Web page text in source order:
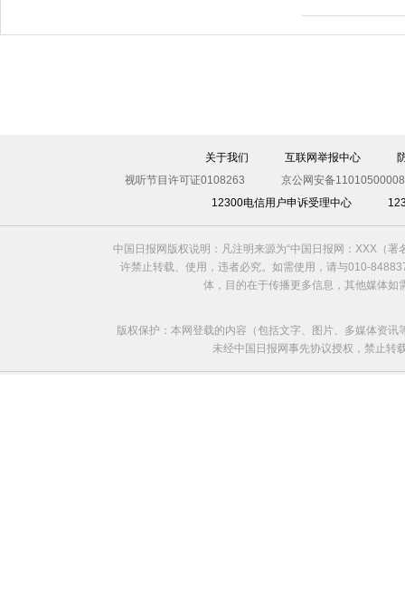
关于我们 互联网举报中心
视听节目许可证0108263
京公网安备
12300电信用户申诉受理中心
中国日报网版权说明：凡注明来源为“中国日报网：XXX（
许禁止转载、使用，违者必究。如需使用，请与010-
体，目的在于传播更多信息，其他媒体
版权保护：本网登载的内容（包括文字、图片、多媒体资
未经中国日报网事先协议授权，禁止转